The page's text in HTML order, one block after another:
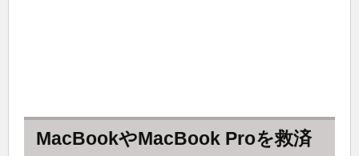
MacBookやMacBook Proを救済